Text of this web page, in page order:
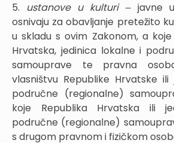
5. ustanove u kulturi ‒ javne
osnivaju za obavljanje pretežito
u skladu s ovim Zakonom, a
Hrvatska, jedinica lokalne i
samouprave te pravna
vlasništvu Republike Hrvatske
područne (regionalne)
koje Republika Hrvatska ili
područne (regionalne)
s drugom pravnom i fizičkom